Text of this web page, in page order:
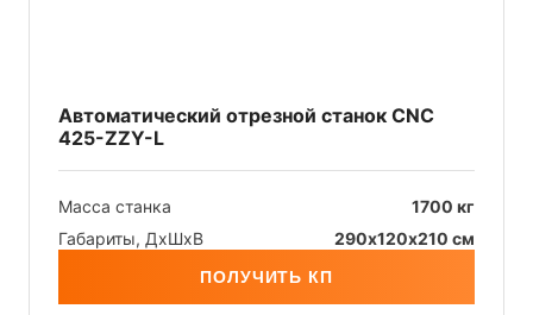
Автоматический отрезной станок CNC
425-ZZY-L
Масса станка
1700 кг
Габариты, ДхШxB
290х120х210 см
ПОЛУЧИТЬ КП